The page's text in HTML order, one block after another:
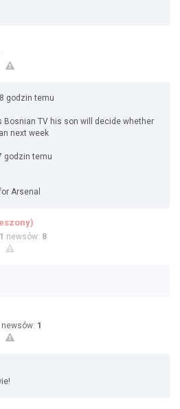
godzin temu
TV his son will decide whether
next week
godzin temu
Arsenal
newsów: 8
newsów: 1